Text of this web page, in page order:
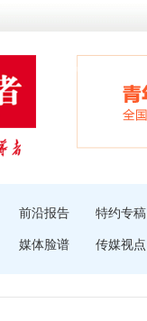
前沿报告 特约专稿
媒体脸谱 传媒视点